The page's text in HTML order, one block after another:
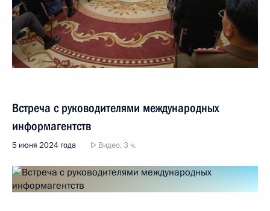
Встреча с руководителями международных
информагентств
5 июня 2024 года Видео, 3 ч.